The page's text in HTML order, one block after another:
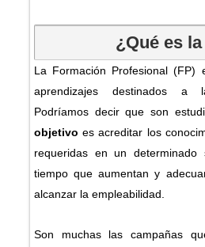
¿Qué es
La Formación Profesional (FP)
aprendizajes destinados a
Podríamos decir que son
objetivo es acreditar los
requeridas en un
tiempo que aumentan y
alcanzar la empleabilidad.
Son muchas las campañas